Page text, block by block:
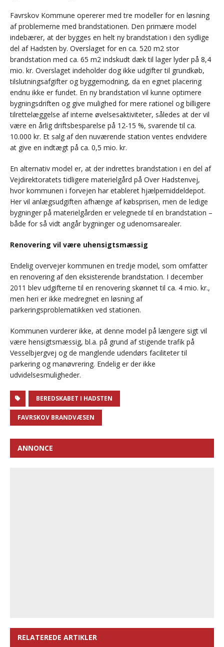
Favrskov Kommune opererer med tre modeller for en løsning
af problemerne med brandstationen. Den primære model
indebærer, at der bygges en helt ny brandstation i den sydlige
del af Hadsten by. Overslaget for en ca. 520 m2 stor
brandstation med ca. 65 m2 indskudt dæk til lager lyder på 8,4
mio. kr. Overslaget indeholder dog ikke udgifter til grundkøb,
tilslutningsafgifter og byggemodning, da en egnet placering
endnu ikke er fundet. En ny brandstation vil kunne optimere
bygningsdriften og give mulighed for mere rationel og billigere
tilrettelæggelse af interne øvelsesaktiviteter, således at der vil
være en årlig driftsbesparelse på 12-15 %, svarende til ca.
10.000 kr. Et salg af den nuværende station ventes endvidere
at give en indtægt på ca. 0,5 mio. kr.
En alternativ model er, at der indrettes brandstation i en del af
Vejdirektoratets tidligere materielgård på Over Hadstenvej,
hvor kommunen i forvejen har etableret hjælpemiddeldepot.
Her vil anlægsudgiften afhænge af købsprisen, men de ledige
bygninger på materielgården er velegnede til en brandstation –
både for så vidt angår bygninger og udenomsarealer.
Renovering vil være uhensigtsmæssig
Endelig overvejer kommunen en tredje model, som omfatter
en renovering af den eksisterende brandstation. I december
2011 blev udgifterne til en renovering skønnet til ca. 4 mio. kr.,
men heri er ikke medregnet en løsning af
parkeringsproblematikken ved stationen.
Kommunen vurderer ikke, at denne model på længere sigt vil
være hensigtsmæssig, bl.a. på grund af stigende trafik på
Vesselbjergvej og de manglende udendørs faciliteter til
parkering og manøvrering. Endelig er der ikke
udvidelsesmuligheder.
BEREDSKABET I HADSTEN
FAVRSKOV BRANDVÆSEN
ANNONCE
RELATEREDE ARTIKLER